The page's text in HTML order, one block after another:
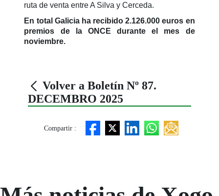
ruta de venta entre A Silva y Cerceda.
En total Galicia ha recibido 2.126.000 euros en
premios de la ONCE durante el mes de
noviembre.
Volver a Boletín Nº 87.
DECEMBRO 2025
Compartir :